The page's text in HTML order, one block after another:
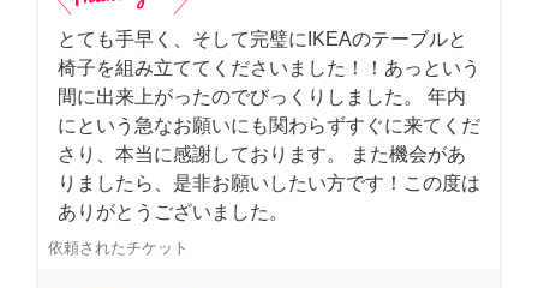
とても手早く、そして完璧にIKEAのテーブルと
椅子を組み立ててくださいました！！あっという
間に出来上がったのでびっくりしました。 年内
にという急なお願いにも関わらずすぐに来てくだ
さり、本当に感謝しております。 また機会があ
りましたら、是非お願いしたい方です！この度は
ありがとうございました。
依頼されたチケット